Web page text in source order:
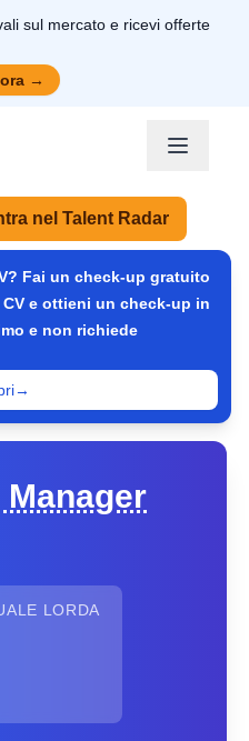
sul mercato e ricevi offerte
→
nel Talent Radar
Fai un check-up gratuito
e ottieni un check-up in
e non richiede
→
LORDA